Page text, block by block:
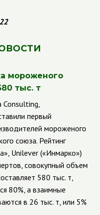
мороженого
тыс. т
Consulting,
первый
мороженого
союза. Рейтинг
Unilever («Инмарко»)
совокупный объем
580 тыс. т,
80%, а взаимные
в 26 тыс. т, или 5%